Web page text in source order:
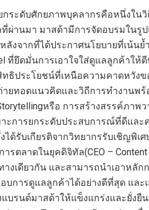
กระดับศักยภาพบุคลากรคือหนึ่งใน
ที่ผ่านมา มาสด้ามีการจัดอบรมในรูป
ลังจากที่ได้ประกาศนโยบายที่เน้นย้ำ
ที่ยึดมั่นการเอาใจใส่ดูแลลูกค้าให้
ธิประโยชน์ที่เหนือความคาดหวังข
ายทอดแนวคิดและวิถีการทำงานพ
หรือ การสร้างสรรค์ภาพว
ะการยกระดับประสบการณ์ทีดีและ
ได้รับเกียรติจากวิทยากรรับเชิญพิเศ
การตลาดในยุคดิจิทัล(CEO –
างเดียวกัน และสามารถนำเอาหลัก
บการดูแลลูกค้าได้อย่างดีที่สุด และ
แบรนด์มาสด้าให้แข็งแกร่งและยั่งยื